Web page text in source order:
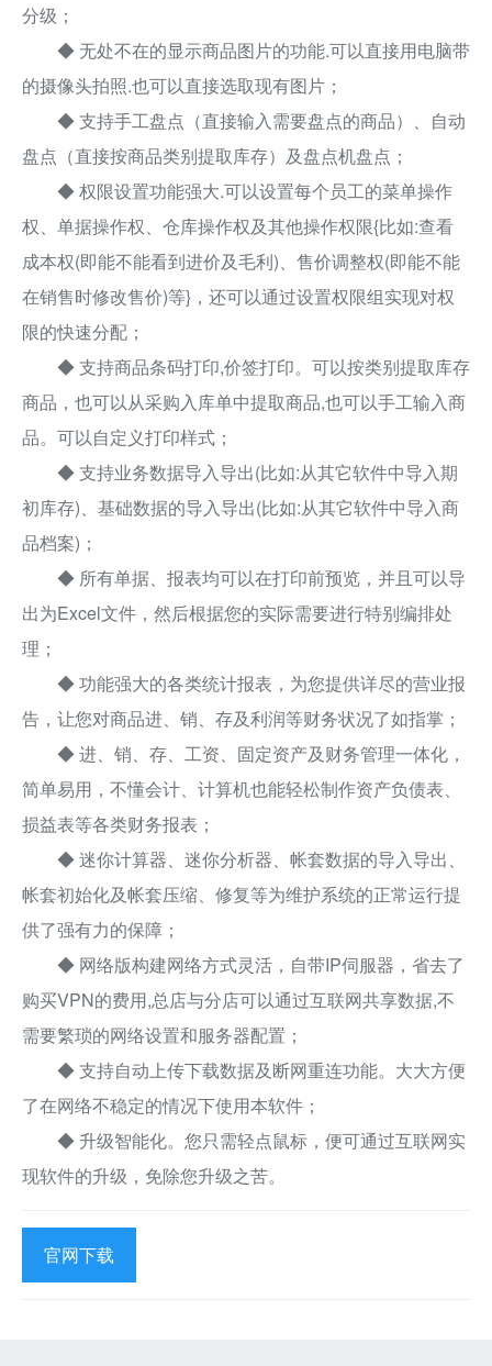
分级；
◆ 无处不在的显示商品图片的功能.可以直接用电脑带
的摄像头拍照.也可以直接选取现有图片；
◆ 支持手工盘点（直接输入需要盘点的商品）、自动
盘点（直接按商品类别提取库存）及盘点机盘点；
◆ 权限设置功能强大.可以设置每个员工的菜单操作
权、单据操作权、仓库操作权及其他操作权限{比如:查看
成本权(即能不能看到进价及毛利)、售价调整权(即能不能
在销售时修改售价)等}，还可以通过设置权限组实现对权
限的快速分配；
◆ 支持商品条码打印,价签打印。可以按类别提取库存
商品，也可以从采购入库单中提取商品,也可以手工输入商
品。可以自定义打印样式；
◆ 支持业务数据导入导出(比如:从其它软件中导入期
初库存)、基础数据的导入导出(比如:从其它软件中导入商
品档案)；
◆ 所有单据、报表均可以在打印前预览，并且可以导
出为Excel文件，然后根据您的实际需要进行特别编排处
理；
◆ 功能强大的各类统计报表，为您提供详尽的营业报
告，让您对商品进、销、存及利润等财务状况了如指掌；
◆ 进、销、存、工资、固定资产及财务管理一体化，
简单易用，不懂会计、计算机也能轻松制作资产负债表、
损益表等各类财务报表；
◆ 迷你计算器、迷你分析器、帐套数据的导入导出、
帐套初始化及帐套压缩、修复等为维护系统的正常运行提
供了强有力的保障；
◆ 网络版构建网络方式灵活，自带IP伺服器，省去了
购买VPN的费用,总店与分店可以通过互联网共享数据,不
需要繁琐的网络设置和服务器配置；
◆ 支持自动上传下载数据及断网重连功能。大大方便
了在网络不稳定的情况下使用本软件；
◆ 升级智能化。您只需轻点鼠标，便可通过互联网实
现软件的升级，免除您升级之苦。
官网下载